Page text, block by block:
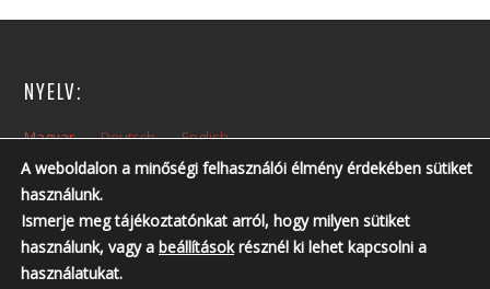
NYELV:
Magyar Deutsch English
Hétfőtől – Péntekig: 10:00 – 14:00
Nyitvatartási időn kívül, előzetes telefonos egyeztetés szükséges!
A weboldalon a minőségi felhasználói élmény érdekében sütiket
használunk.
Ismerje meg tájékoztatónkat arról, hogy milyen sütiket
használunk, vagy a beállításokrésznél ki lehet kapcsolni a
használatukat.